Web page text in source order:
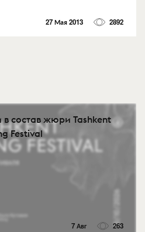
27 Мая 2013 2892
состав жюри Tashkent
Festival
7 Авг 263